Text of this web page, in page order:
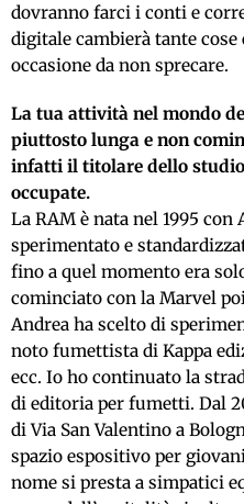
dovranno farci i conti e
digitale cambierà tante cose
occasione da non sprecare.
La tua attività nel mondo
piuttosto lunga e non
infatti il titolare dello
occupate.
La RAM è nata nel 1995 con
sperimentato e
fino a quel momento era
cominciato con la Marvel
Andrea ha scelto di
noto fumettista di Kappa
ecc. Io ho continuato la
di editoria per fumetti. Dal
di Via San Valentino a
spazio espositivo per
nome si presta a simpatici